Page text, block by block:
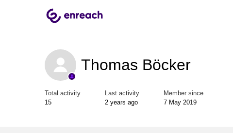
Thomas Böcker
Total activity
15
Last activity
2 years ago
Member since
7 May 2019